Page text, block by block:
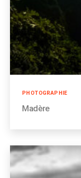
Catégories
PHOTOGRAPHIE
Madère